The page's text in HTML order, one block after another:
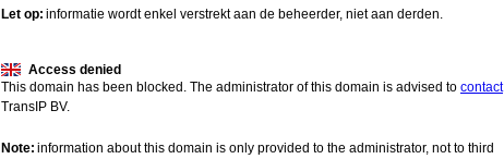
Let op: informatie wordt enkel verstrekt aan de beheerder, niet aan derden.
Access denied
This domain has been blocked. The administrator of this domain is advised to contact
TransIP BV.
Note: information about this domain is only provided to the administrator, not to third